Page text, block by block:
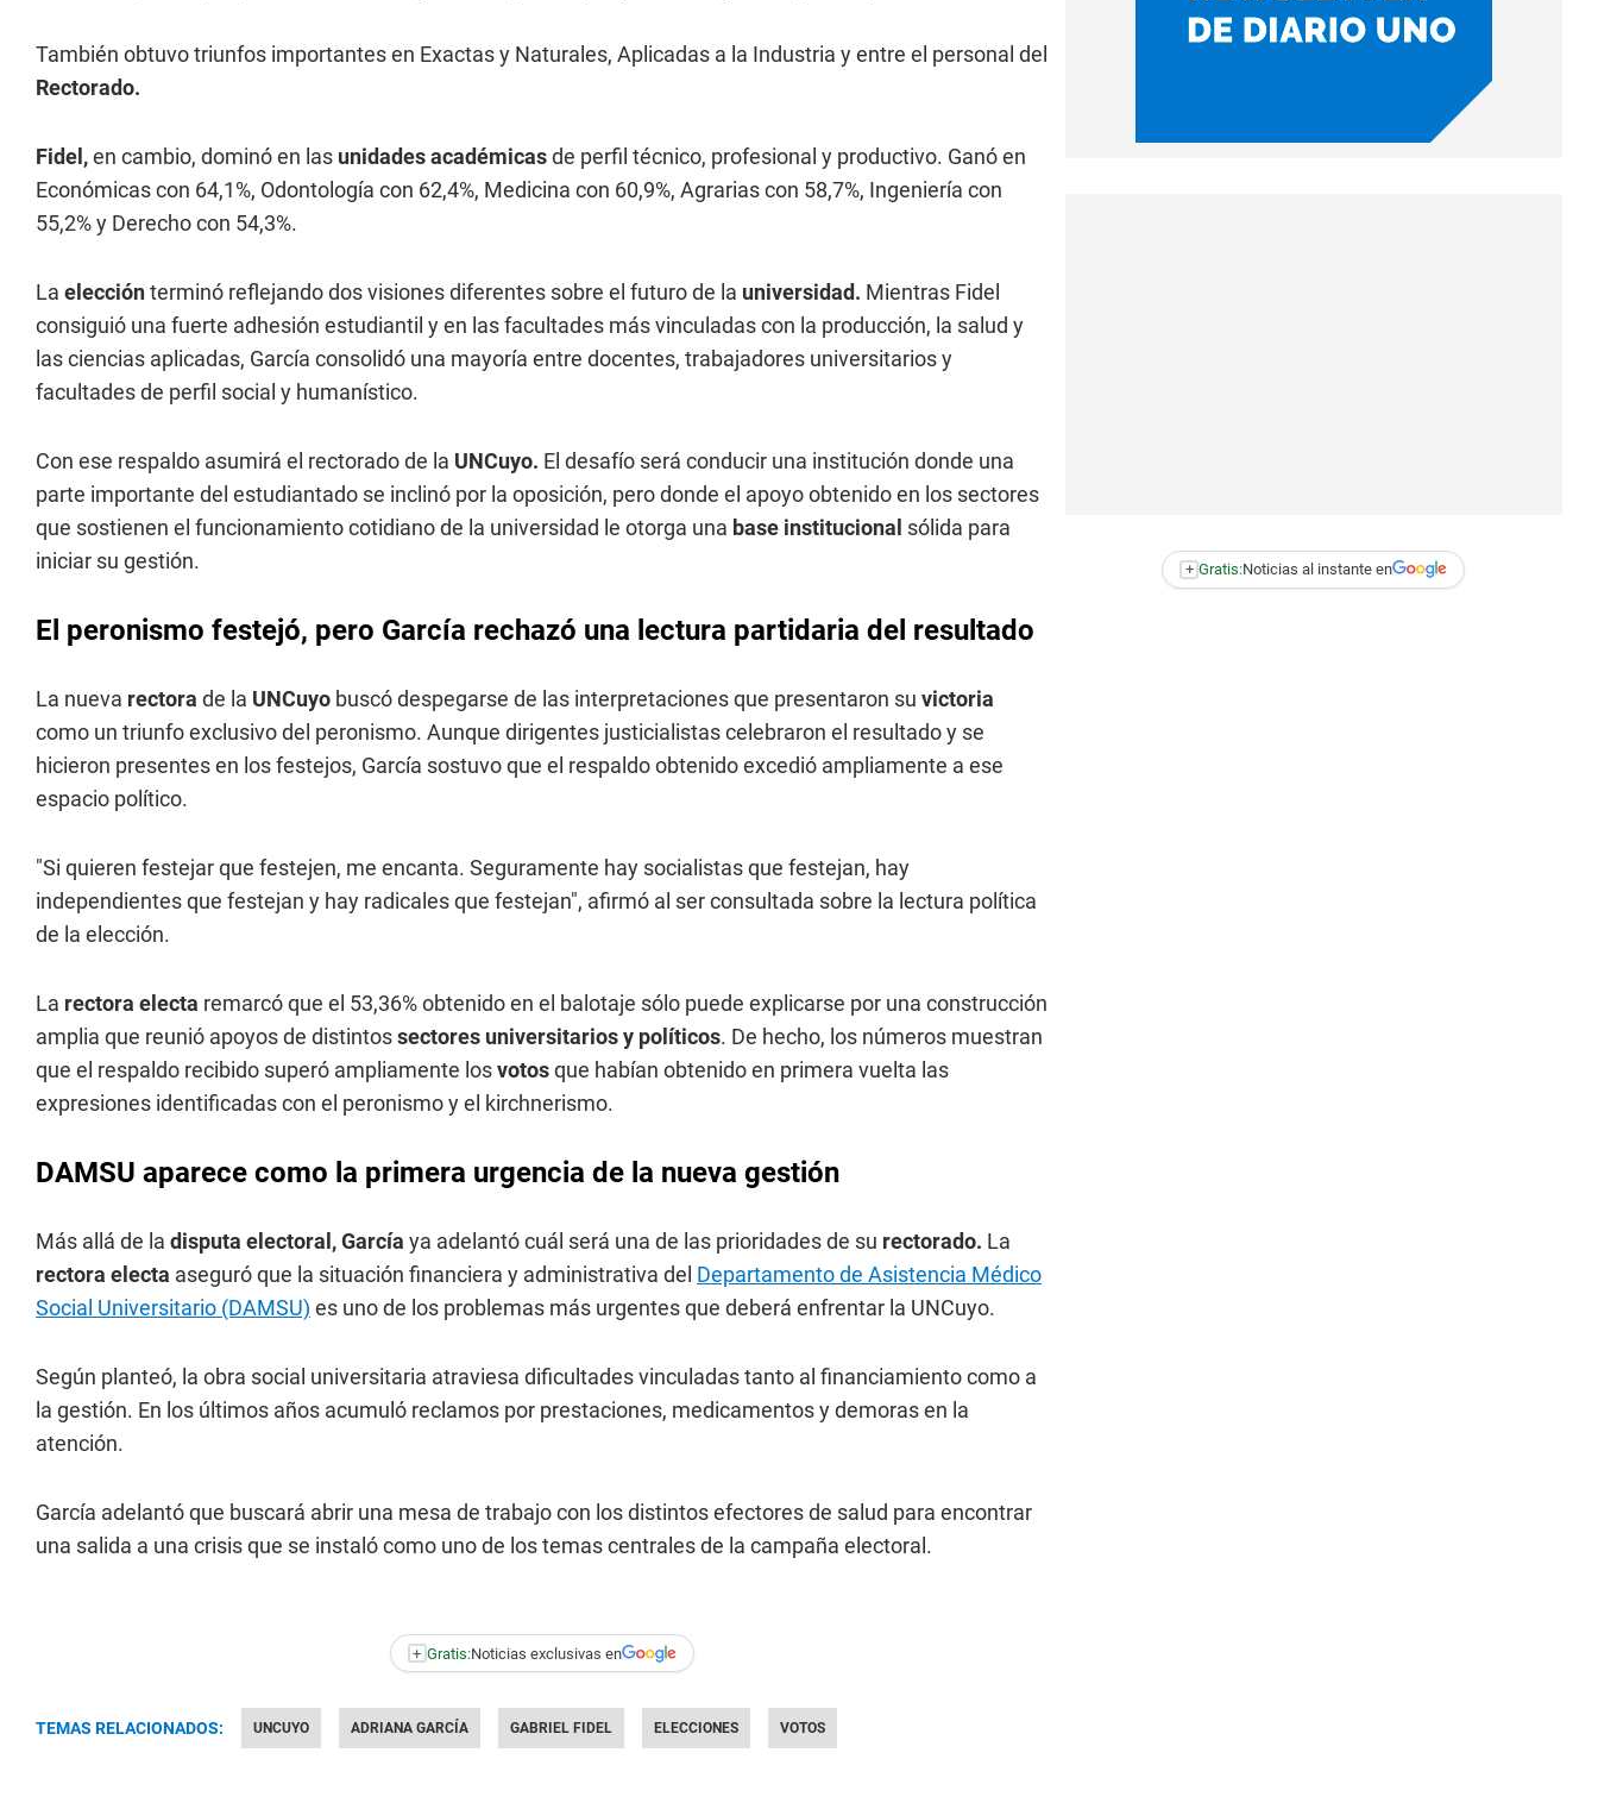
También obtuvo triunfos importantes en Exactas y Naturales, Aplicadas a la Industria y entre el personal del
Rectorado.
Fidel,en cambio, dominó en las unidades académicasde perfil técnico, profesional y productivo. Ganó en
Económicas con 64,1%, Odontología con 62,4%, Medicina con 60,9%, Agrarias con 58,7%, Ingeniería con
55,2% y Derecho con 54,3%.
La elecciónterminó reflejando dos visiones diferentes sobre el futuro de la universidad. Mientras Fidel
consiguió una fuerte adhesión estudiantil y en las facultades más vinculadas con la producción, la salud y
las ciencias aplicadas, García consolidó una mayoría entre docentes, trabajadores universitarios y
facultades de perfil social y humanístico.
Con ese respaldo asumirá el rectorado de la UNCuyo. El desafío será conducir una institución donde una
parte importante del estudiantado se inclinó por la oposición, pero donde el apoyo obtenido en los sectores
que sostienen el funcionamiento cotidiano de la universidad le otorga una base institucional sólida para
iniciar su gestión.
El peronismo festejó, pero García rechazó una lectura partidaria del resultado
La nueva rectora de la UNCuyo buscó despegarse de las interpretaciones que presentaron su victoria
como un triunfo exclusivo del peronismo. Aunque dirigentes justicialistas celebraron el resultado y se
hicieron presentes en los festejos, García sostuvo que el respaldo obtenido excedió ampliamente a ese
espacio político.
"Si quieren festejar que festejen, me encanta. Seguramente hay socialistas que festejan, hay
independientes que festejan y hay radicales que festejan", afirmó al ser consultada sobre la lectura política
de la elección.
La rectora electa remarcó que el 53,36% obtenido en el balotaje sólo puede explicarse por una construcción
amplia que reunió apoyos de distintossectores universitarios y políticos. De hecho, los números muestran
que el respaldo recibido superó ampliamente losvotosque habían obtenido en primera vuelta las
expresiones identificadas con el peronismo y el kirchnerismo.
DAMSU aparece como la primera urgencia de la nueva gestión
Más allá de la disputa electoral, García ya adelantó cuál será una de las prioridades de su rectorado. La
rectora electa aseguró que la situación financiera y administrativa del Departamento de Asistencia Médico
Social Universitario (DAMSU) es uno de los problemas más urgentes que deberá enfrentar la UNCuyo.
Según planteó, la obra social universitaria atraviesa dificultades vinculadas tanto al financiamiento como a
la gestión. En los últimos años acumuló reclamos por prestaciones, medicamentos y demoras en la
atención.
García adelantó que buscará abrir una mesa de trabajo con los distintos efectores de salud para encontrar
una salida a una crisis que se instaló como uno de los temas centrales de la campaña electoral.
+ Gratis:Noticias exclusivas en
TEMAS RELACIONADOS: UNCUYO ADRIANA GARCÍA GABRIEL FIDEL ELECCIONES VOTOS
+ Gratis:Noticias al instante en